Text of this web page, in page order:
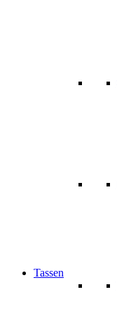
Tassen